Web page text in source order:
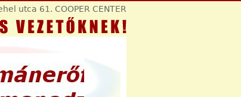
utca 61. COOPER CENTER